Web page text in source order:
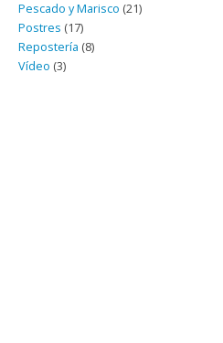
Pescado y Marisco (21)
Postres (17)
Repostería (8)
Vídeo (3)